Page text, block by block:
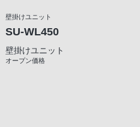
壁掛けユニット
SU-WL450
壁掛けユニット
オープン価格